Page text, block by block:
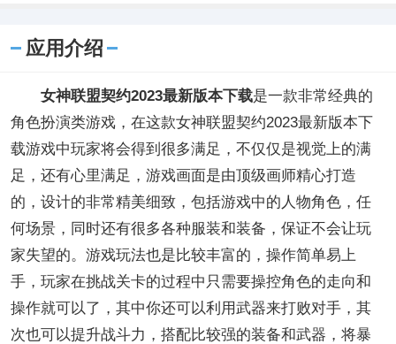
应用介绍
女神联盟契约2023最新版本下载是一款非常经典的
角色扮演类游戏，在这款女神联盟契约2023最新版本下
载游戏中玩家将会得到很多满足，不仅仅是视觉上的满
足，还有心里满足，游戏画面是由顶级画师精心打造
的，设计的非常精美细致，包括游戏中的人物角色，任
何场景，同时还有很多各种服装和装备，保证不会让玩
家失望的。游戏玩法也是比较丰富的，操作简单易上
手，玩家在挑战关卡的过程中只需要操控角色的走向和
操作就可以了，其中你还可以利用武器来打败对手，其
次也可以提升战斗力，搭配比较强的装备和武器，将暴